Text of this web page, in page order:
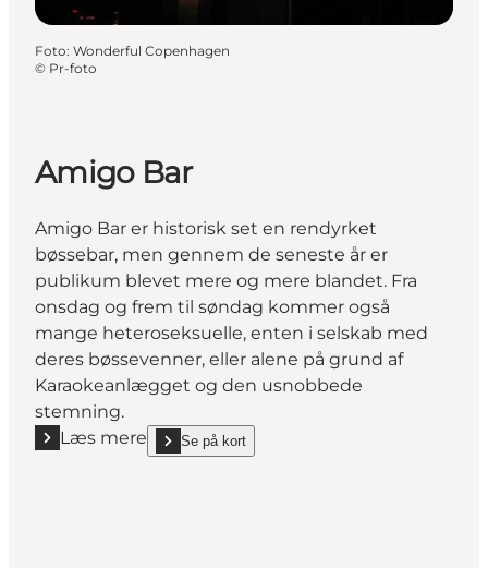
Foto: Wonderful Copenhagen
© Pr-foto
Amigo Bar
Amigo Bar er historisk set en rendyrket
bøssebar, men gennem de seneste år er
publikum blevet mere og mere blandet. Fra
onsdag og frem til søndag kommer også
mange heteroseksuelle, enten i selskab med
deres bøssevenner, eller alene på grund af
Karaokeanlægget og den usnobbede
stemning.
Læs mere
Læs mere "Amigo Bar"
Se på kort
show Amigo Bar on_map